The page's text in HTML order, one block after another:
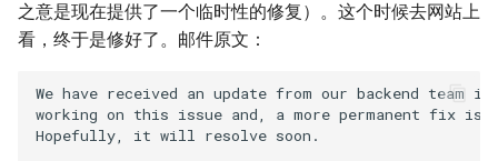
之意是现在提供了一个临时性的修复）。这个时候去网站上
看，终于是修好了。邮件原文：
We have received an update from our backend team
working on this issue and, a more permanent fix is
Hopefully, it will resolve soon.